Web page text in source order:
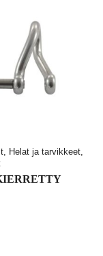
Helat ja tarvikkeet,